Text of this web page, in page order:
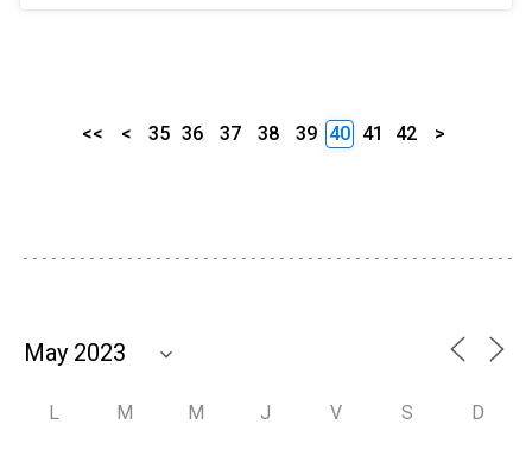
<< < 35 36 37 38 39 40 41 42 >
L M M J V S D